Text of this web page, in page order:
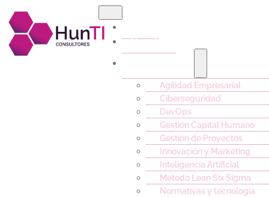
Nosotros
Agilidad Empresarial
Ciberseguridad
DevOps
Gestión Capital Humano
Gestión de Proyectos
Innovación y Marketing
Inteligencia Artificial
Método Lean Six Sigma
Normativas y tecnología